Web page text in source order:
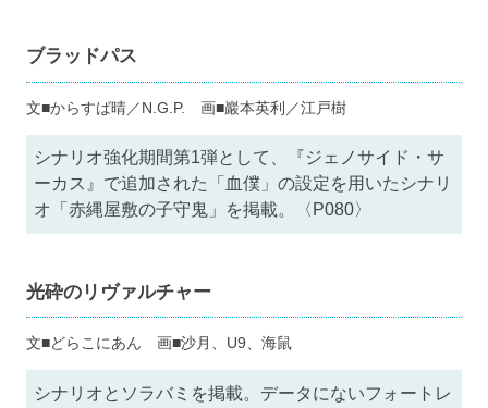
ブラッドパス
文■からすば晴／N.G.P. 画■巖本英利／江戸樹
シナリオ強化期間第1弾として、『ジェノサイド・サ
ーカス』で追加された「血僕」の設定を用いたシナリ
オ「赤縄屋敷の子守鬼」を掲載。〈P080〉
光砕のリヴァルチャー
文■どらこにあん 画■沙月、U9、海鼠
シナリオとソラバミを掲載。データにないフォートレ